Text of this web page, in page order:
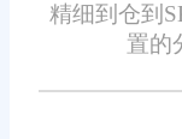
分析报
数据，
货时效
精细到仓到
置的